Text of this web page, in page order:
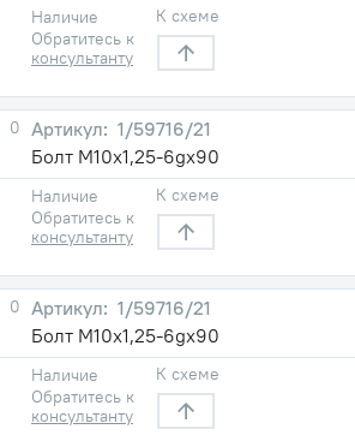
Наличие
Обратитесь к
консультанту
К схеме
0
1/59716/21
Болт М10х1,25-6gх90
Наличие
Обратитесь к
консультанту
К схеме
0
1/59716/21
Болт М10х1,25-6gх90
Наличие
Обратитесь к
консультанту
К схеме